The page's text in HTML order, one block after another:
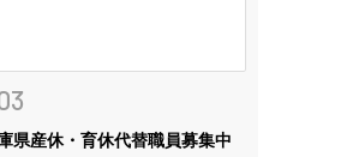
県産休・育休代替職員募集中